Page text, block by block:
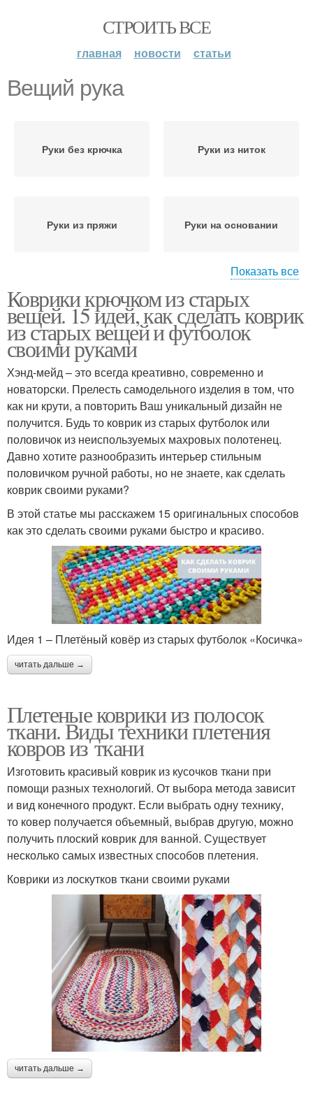
СТРОИТЬ ВСЕ
главная новости статьи
Вещий рука
Руки без крючка Руки из ниток
Руки из пряжи Руки на основании
Вещий крючок
Показать все
Коврики крючком из старых
вещей. 15 идей, как сделать коврик
из старых вещей и футболок
своими руками
Хэнд-мейд – это всегда креативно, современно и
новаторски. Прелесть самодельного изделия в том, что
как ни крути, а повторить Ваш уникальный дизайн не
получится. Будь то коврик из старых футболок или
половичок из неиспользуемых махровых полотенец.
Давно хотите разнообразить интерьер стильным
половичком ручной работы, но не знаете, как сделать
коврик своими руками?
В этой статье мы расскажем 15 оригинальных способов
как это сделать своими руками быстро и красиво.
Идея 1 – Плетёный ковёр из старых футболок «Косичка»
читать дальше →
Плетеные коврики из полосок
ткани. Виды техники плетения
ковров из ткани
Изготовить красивый коврик из кусочков ткани при
помощи разных технологий. От выбора метода зависит
и вид конечного продукт. Если выбрать одну технику,
то ковер получается объемный, выбрав другую, можно
получить плоский коврик для ванной. Существует
несколько самых известных способов плетения.
Коврики из лоскутков ткани своими руками
читать дальше →